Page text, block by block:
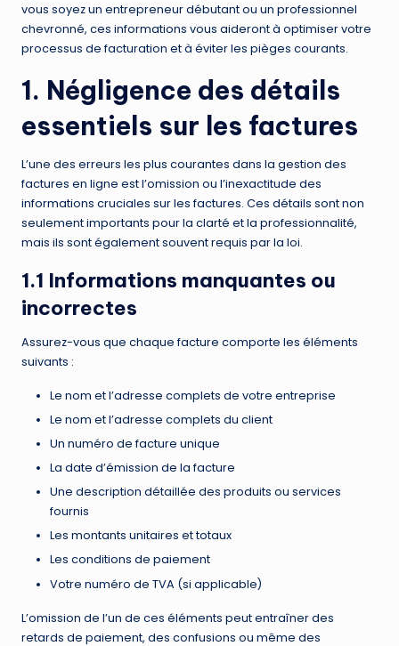
vous soyez un entrepreneur débutant ou un professionnel
chevronné, ces informations vous aideront à optimiser votre
processus de facturation et à éviter les pièges courants.
1. Négligence des détails
essentiels sur les factures
L’une des erreurs les plus courantes dans la gestion des
factures en ligne est l’omission ou l’inexactitude des
informations cruciales sur les factures. Ces détails sont non
seulement importants pour la clarté et la professionnalité,
mais ils sont également souvent requis par la loi.
1.1 Informations manquantes ou
incorrectes
Assurez-vous que chaque facture comporte les éléments
suivants :
Le nom et l’adresse complets de votre entreprise
Le nom et l’adresse complets du client
Un numéro de facture unique
La date d’émission de la facture
Une description détaillée des produits ou services
fournis
Les montants unitaires et totaux
Les conditions de paiement
Votre numéro de TVA (si applicable)
L’omission de l’un de ces éléments peut entraîner des
retards de paiement, des confusions ou même des